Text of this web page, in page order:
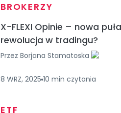
BROKERZY
X-FLEXI Opinie – nowa
rewolucja w tradingu?
Przez Borjana Stamatoska
8 WRZ, 2025 10 min czytania
ETF